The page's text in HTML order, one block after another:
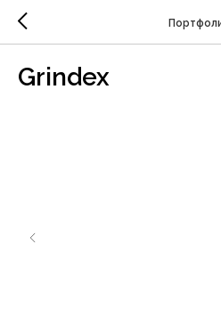
Grindex